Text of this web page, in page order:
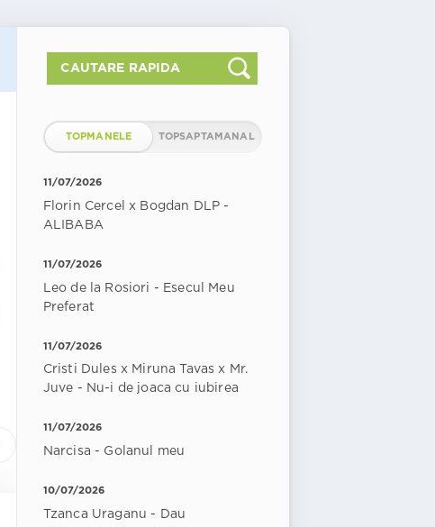
TOPMANELE TOPSAPTAMANAL
11/07/2026
Florin Cercel x Bogdan DLP -
ALIBABA
11/07/2026
Leo de la Rosiori - Esecul Meu
Preferat
11/07/2026
Cristi Dules x Miruna Tavas x Mr.
Juve - Nu-i de joaca cu iubirea
11/07/2026
Narcisa - Golanul meu
10/07/2026
Tzanca Uraganu - Dau